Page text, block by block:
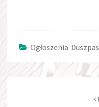
Ogłoszenia